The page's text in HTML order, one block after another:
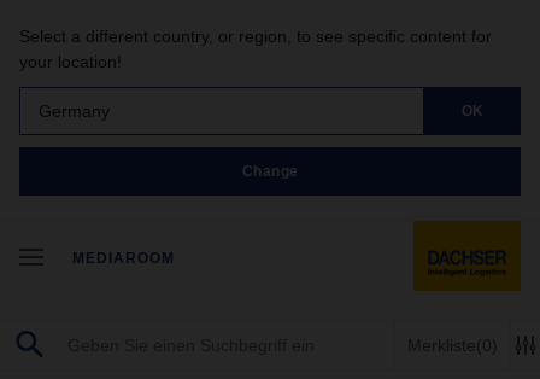
Select a different country, or region, to see specific content for
your location!
Germany OK
Change
MEDIAROOM
Merkliste(0)